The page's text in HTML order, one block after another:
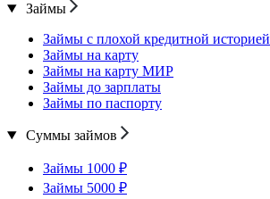
Займы
Займы с плохой кредитной историей
Займы на карту
Займы на карту МИР
Займы до зарплаты
Займы по паспорту
Суммы займов
Займы 1000 ₽
Займы 5000 ₽